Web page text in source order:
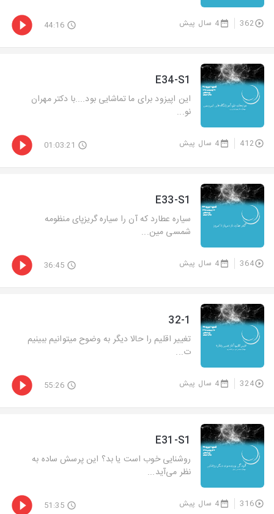
362 4 سال پیش 44:16
E34-S1
این اپیزود برای ما تماشایی بود....با دکتر مهران
نو...
412 4 سال پیش 01:03:21
E33-S1
سیاره عطارد که آن را سیاره گریزپای منظومه
شمسی مین...
364 4 سال پیش 36:45
32-1
تغییر اقلیم را حالا دیگر به وضوح میتوانیم ببینیم
ت...
324 4 سال پیش 55:26
E31-S1
روشنایی خوب است یا بد؟ این پرسش ساده به
نظر می‌آید...
316 4 سال پیش 51:35